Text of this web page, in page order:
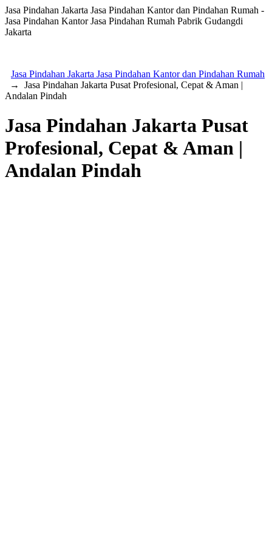
Jasa Pindahan Jakarta Jasa Pindahan Kantor dan Pindahan Rumah -
Jasa Pindahan Kantor Jasa Pindahan Rumah Pabrik Gudangdi
Jakarta
Jasa Pindahan Jakarta Jasa Pindahan Kantor dan Pindahan Rumah
→ Jasa Pindahan Jakarta Pusat Profesional, Cepat & Aman |
Andalan Pindah
Jasa Pindahan Jakarta Pusat
Profesional, Cepat & Aman |
Andalan Pindah